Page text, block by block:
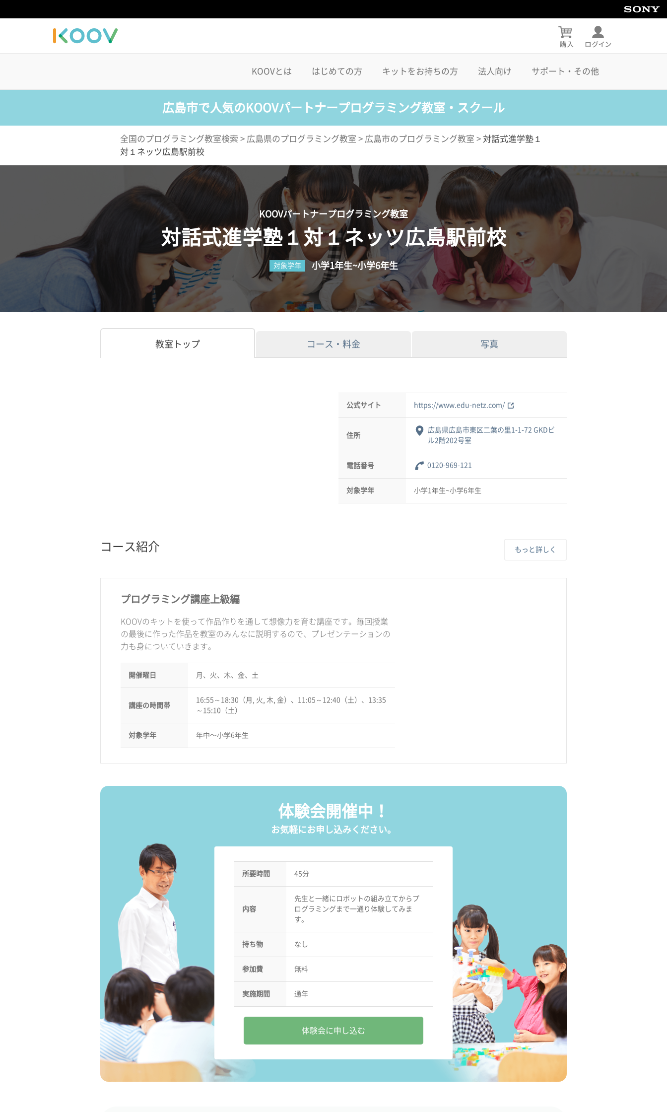
KOOVとは はじめての方 キットをお持ちの方 法人向け サポート・その他
広島市で人気のKOOVパートナープログラミング教室・スクール
全国のプログラミング教室検索 > 広島県のプログラミング教室 > 広島市のプログラミング教室 > 対話式進学塾１
対１ネッツ広島駅前校
KOOVパートナープログラミング教室
対話式進学塾１対１ネッツ広島駅前校
対象学年 小学1年生~小学6年生
教室トップ コース・料金 写真
公式サイト https://www.edu-netz.com/
住所
広島県広島市東区二葉の里1-1-72 GKDビ
ル2階202号室
電話番号 0120-969-121
対象学年 小学1年生~小学6年生
コース紹介 もっと詳しく
プログラミング講座上級編
KOOVのキットを使って作品作りを通して想像力を育む講座です。毎回授業
の最後に作った作品を教室のみんなに説明するので、プレゼンテーションの
力も身についていきます。
開催曜日 月、火、木、金、土
講座の時間帯
16:55～18:30（月, 火, 木, 金）、11:05～12:40（土）、13:35
～15:10（土）
対象学年 年中〜小学6年生
体験会開催中！
お気軽にお申し込みください。
所要時間 45分
内容
先生と一緒にロボットの組み立てからプ
ログラミングまで一通り体験してみま
す。
持ち物 なし
参加費 無料
実施期間 通年
体験会に申し込む